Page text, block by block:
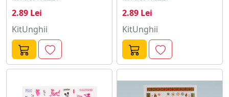
2.89 Lei
KitUnghii
2.89 Lei
KitUnghii